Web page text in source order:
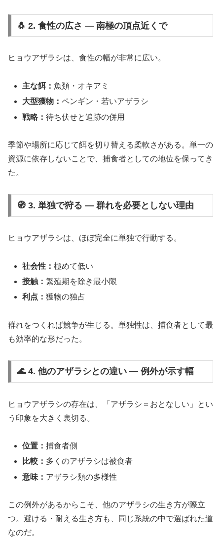
🐧 2. 食性の広さ ― 南極の頂点近くで
ヒョウアザラシは、食性の幅が非常に広い。
主な餌：魚類・オキアミ
大型獲物：ペンギン・若いアザラシ
戦略：待ち伏せと追跡の併用
季節や場所に応じて餌を切り替える柔軟さがある。単一の
資源に依存しないことで、捕食者としての地位を保ってき
た。
🧭 3. 単独で狩る ― 群れを必要としない理由
ヒョウアザラシは、ほぼ完全に単独で行動する。
社会性：極めて低い
接触：繁殖期を除き最小限
利点：獲物の独占
群れをつくれば競争が生じる。単独性は、捕食者として最
も効率的な形だった。
🌊 4. 他のアザラシとの違い ― 例外が示す幅
ヒョウアザラシの存在は、「アザラシ＝おとなしい」とい
う印象を大きく裏切る。
位置：捕食者側
比較： 多くのアザラシは被食者
意味： アザラシ類の多様性
この例外があるからこそ、他のアザラシの生き方が際立
つ。避ける・耐える生き方も、同じ系統の中で選ばれた道
なのだ。